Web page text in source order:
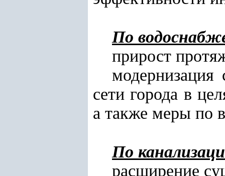
По
прирост
модернизация
сети города в
а также меры по
По
расширение